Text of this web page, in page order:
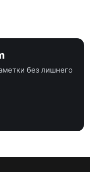
без лишнего